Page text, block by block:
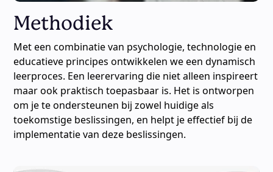
Methodiek
Met een combinatie van psychologie, technologie en
educatieve principes ontwikkelen we een dynamisch
leerproces. Een leerervaring die niet alleen inspireert
maar ook praktisch toepasbaar is. Het is ontworpen
om je te ondersteunen bij zowel huidige als
toekomstige beslissingen, en helpt je effectief bij de
implementatie van deze beslissingen.